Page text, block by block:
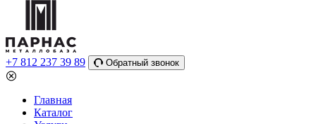
+7 812 237 39 89 Обратный звонок
Главная
Каталог